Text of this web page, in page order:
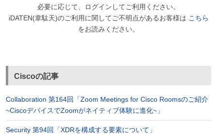
必要に応じて、ログインしてご利用ください。
iDATEN(韋駄天)のご利用に関してご不明点があるお客様は こちら
をお読みください。
Ciscoの記事
Collaboration 第164回「Zoom Meetings for Cisco Roomsのご紹介
~CiscoデバイスでZoomがネイティブ体験に進化~」
Security 第94回「XDRを構成する要素について」